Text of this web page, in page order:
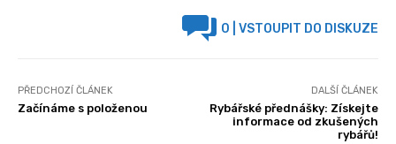
0 | VSTOUPIT DO DISKUZE
PŘEDCHOZÍ ČLÁNEK
Začínáme s položenou
DALŠÍ ČLÁNEK
Rybářské přednášky: Získejte
informace od zkušených
rybářů!